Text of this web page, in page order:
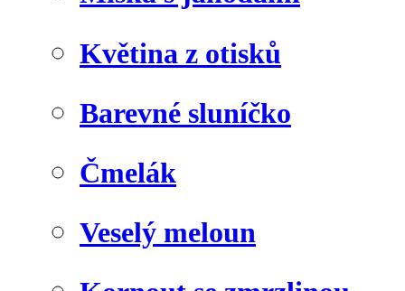
Květina z otisků
Barevné sluníčko
Čmelák
Veselý meloun